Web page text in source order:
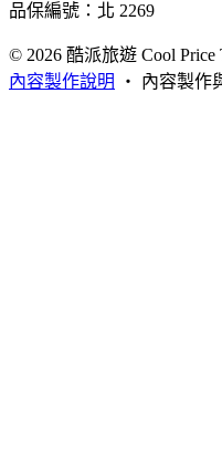
品保編號：北 2269
© 2026 酷派旅遊 Cool Price
內容製作說明
・ 內容製作